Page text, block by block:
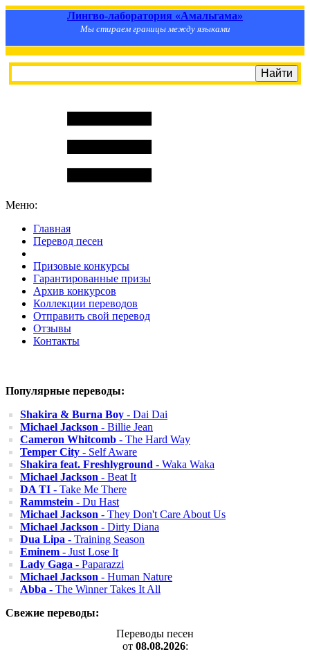
Лингво-лаборатория «Амальгама»
Мы стираем границы между языками
Меню:
Главная
Перевод песен
Призовые конкурсы
Гарантированные призы
Архив конкурсов
Коллекции переводов
Отправить свой перевод
Отзывы
Контакты
Популярные переводы:
Shakira & Burna Boy - Dai Dai
Michael Jackson - Billie Jean
Cameron Whitcomb - The Hard Way
Temper City - Self Aware
Shakira feat. Freshlyground - Waka Waka
Michael Jackson - Beat It
DA TI - Take Me There
Rammstein - Du Hast
Michael Jackson - They Don't Care About Us
Michael Jackson - Dirty Diana
Dua Lipa - Training Season
Eminem - Just Lose It
Lady Gaga - Paparazzi
Michael Jackson - Human Nature
Abba - The Winner Takes It All
Свежие переводы:
Переводы песен
от 08.08.2026: